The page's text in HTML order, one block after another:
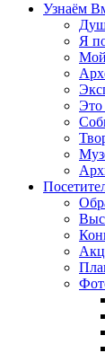
Узнаём
Я
Мой
Это